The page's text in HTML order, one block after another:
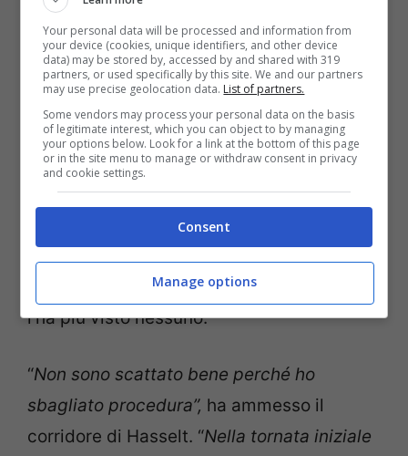
All’Albert Park il figlio d’arte è stato battuto
ai semafori spenti dal #63, e anche
Hamilton è riuscito ad infilarlo, facendo
prevedere una doppietta delle Frecce
Nere. Ma l’interruzione della corsa appena
dopo il primo pit stop, ha messo nei guai il
driver di King’s Lynn e aiutato Mad Max. Al
giro 12, poi, il 25enne ha guadagnato il
sorpasso su Lewis alla curva 9 e da lì, non
l’ha più visto nessuno.
“Non sono scattato bene perché ho
sbagliato procedura”, ha ammesso il
corridore di Hasselt. “Nella tornata iniziale
Your personal data will be processed and information from
your device (cookies, unique identifiers, and other device
data) may be stored by, accessed by and shared with 319
partners, or used specifically by this site. We and our partners
may use precise geolocation data. List of partners.
Some vendors may process your personal data on the basis
of legitimate interest, which you can object to by managing
your options below. Look for a link at the bottom of this page
or in the site menu to manage or withdraw consent in privacy
and cookie settings.
Consent
Manage options